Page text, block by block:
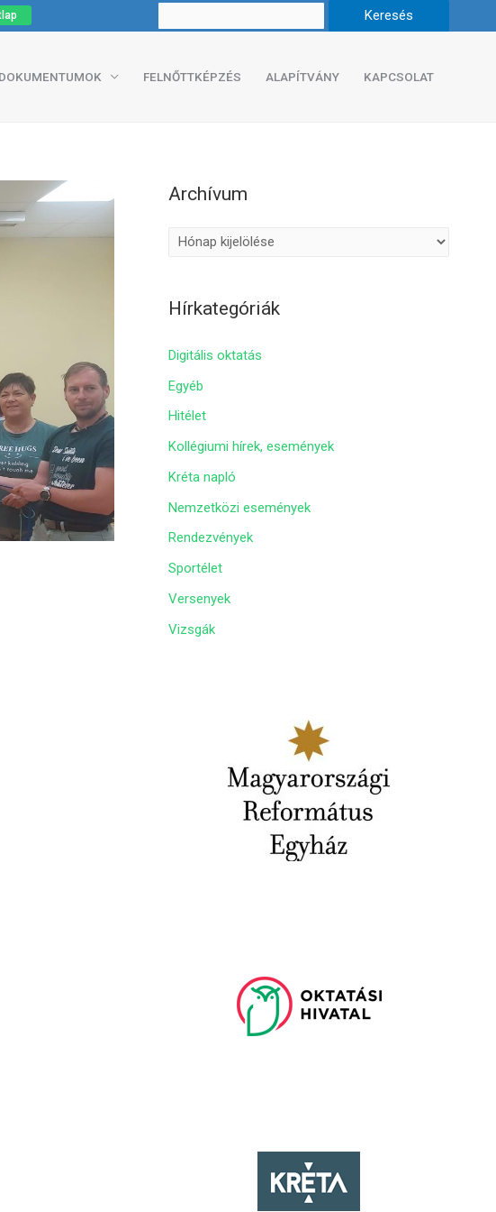
DOKUMENTUMOK FELNŐTTKÉPZÉS ALAPÍTVÁNY KAPCSOLAT
Archívum
í
Hírkategóriák
Digitális oktatás
Egyéb
Hitélet
Kollégiumi hírek, események
Kréta napló
Nemzetközi események
Rendezvények
Sportélet
Versenyek
Vizsgák